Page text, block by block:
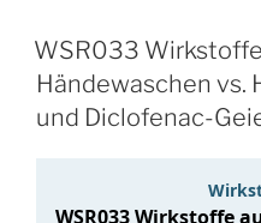
WSR033
Händewaschen vs.
und Diclofenac-